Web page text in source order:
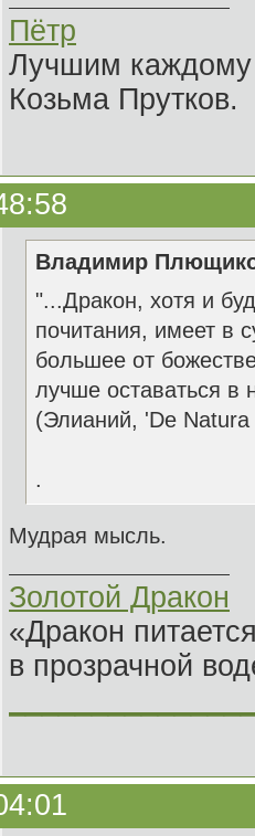
Пётр
Лучшим каждому
Козьма Прутков.
Владимир
"...Дракон, хотя и
почитания, имеет в
большее от
лучше оставаться в
(Элианий, 'De Natura
.
Мудрая мысль.
Золотой Дракон
«Дракон
в прозрачной